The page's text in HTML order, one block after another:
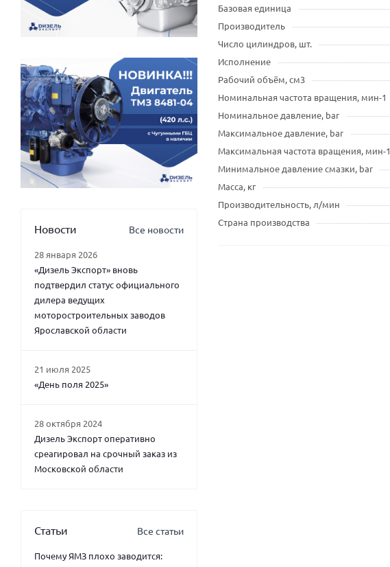
Базовая единица
Производитель
Число цилиндров, шт.
Исполнение
Рабочий объём, см3
Номинальная частота вращения, мин-1
Номинальное давление, bar
Максимальное давление, bar
Максимальная частота вращения, мин-1
Минимальное давление смазки, bar
Масса, кг
Производительность, л/мин
Страна производства
Новости Все новости
28 января 2026
«Дизель Экспорт» вновь
подтвердил статус официального
дилера ведущих
моторостроительных заводов
Ярославской области
21 июля 2025
«День поля 2025»
28 октября 2024
Дизель Экспорт оперативно
среагировал на срочный заказ из
Московской области
Статьи Все статьи
Почему ЯМЗ плохо заводится: